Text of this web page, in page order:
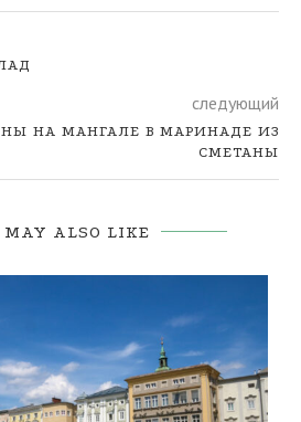
следующий
НА МАНГАЛЕ В МАРИНАДЕ ИЗ
СМЕТАНЫ
MAY ALSO LIKE